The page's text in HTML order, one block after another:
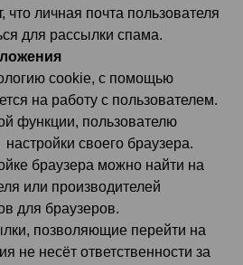
что личная почта пользователя
для рассылки спама.
cookie, с помощью
на работу с пользователем.
функции, пользователю
своего браузера.
браузера можно найти на
или производителей
для браузеров.
позволяющие перейти на
не несёт ответственности за